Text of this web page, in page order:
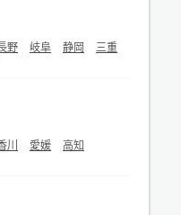
野 岐阜 静岡 三重
川 愛媛 高知